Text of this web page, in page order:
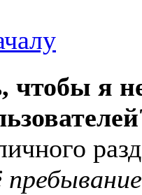
чтобы я